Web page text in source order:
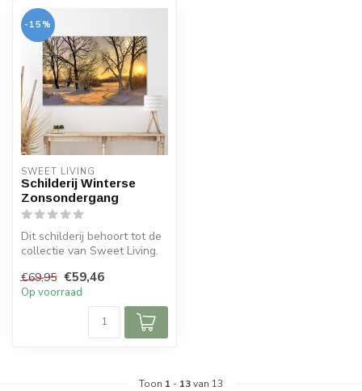
-15%
SWEET LIVING
Schilderij Winterse
Zonsondergang
Dit schilderij behoort tot de
collectie van Sweet Living.
€69,95 €59,46
Op voorraad
Toon 1 - 13van 13